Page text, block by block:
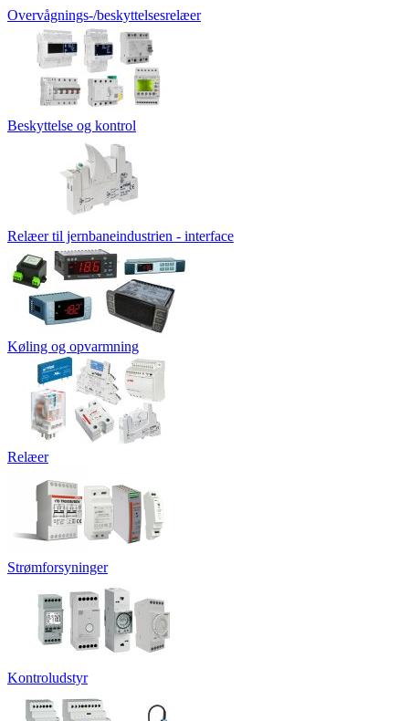
Overvågnings-/beskyttelsesrelæer
Beskyttelse og kontrol
Relæer til jernbaneindustrien - interface
Køling og opvarmning
Relæer
Strømforsyninger
Kontroludstyr